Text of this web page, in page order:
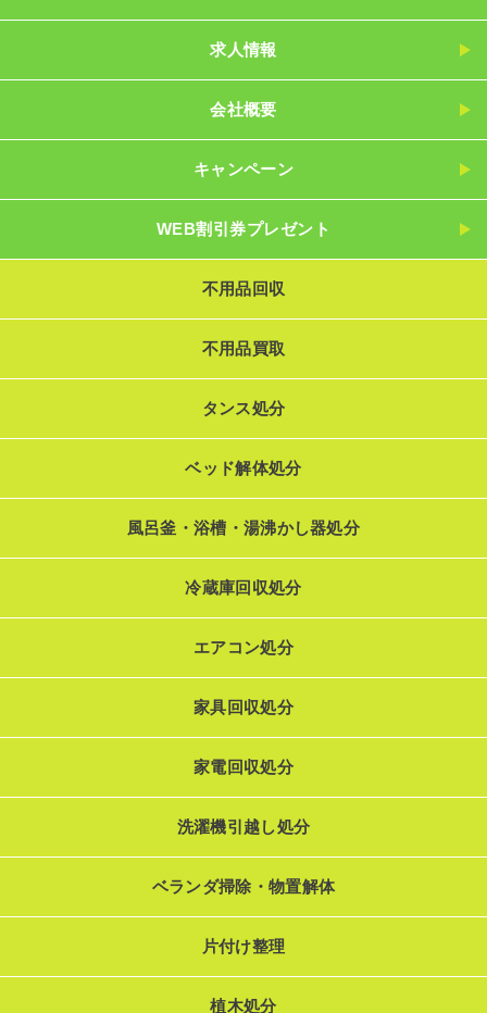
求人情報
会社概要
キャンペーン
WEB割引券プレゼント
不用品回収
不用品買取
タンス処分
ベッド解体処分
風呂釜・浴槽・湯沸かし器処分
冷蔵庫回収処分
エアコン処分
家具回収処分
家電回収処分
洗濯機引越し処分
ベランダ掃除・物置解体
片付け整理
植木処分